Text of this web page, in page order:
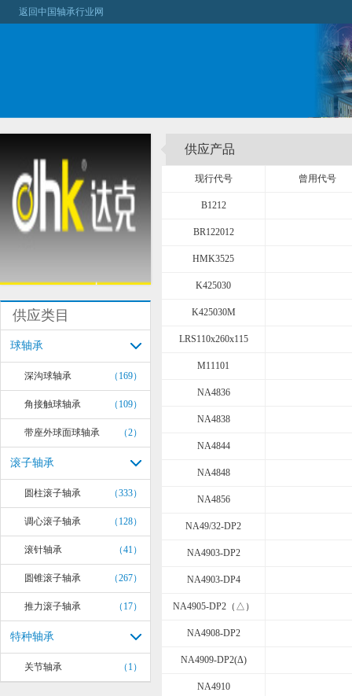
返回中国轴承行业网
供应类目
球轴承
深沟球轴承 （169）
角接触球轴承 （109）
带座外球面球轴承 （2）
滚子轴承
圆柱滚子轴承 （333）
调心滚子轴承 （128）
滚针轴承 （41）
圆锥滚子轴承 （267）
推力滚子轴承 （17）
特种轴承
关节轴承 （1）
供应产品
现行代号 曾用代号
B1212
BR122012
HMK3525
K425030
K425030M
LRS110x260x115
M11101
NA4836
NA4838
NA4844
NA4848
NA4856
NA49/32-DP2
NA4903-DP2
NA4903-DP4
NA4905-DP2（△）
NA4908-DP2
NA4909-DP2(Δ)
NA4910